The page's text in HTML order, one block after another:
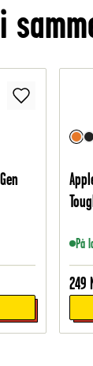
På
249